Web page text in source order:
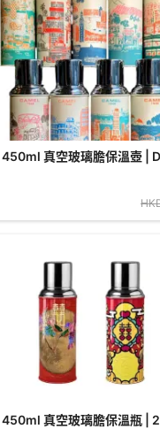
真空玻璃膽保溫壺 |
真空玻璃膽保溫瓶 |